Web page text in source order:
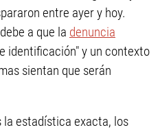
entre ayer y hoy.
a que la denuncia
identificación" y un contexto
sientan que serán
la estadística exacta, los